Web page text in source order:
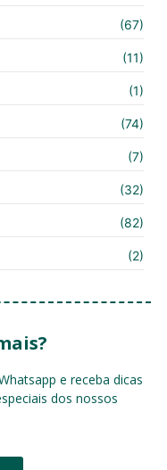
(67)
(11)
(1)
(74)
(7)
(32)
(82)
(2)
e receba dicas
dos nossos